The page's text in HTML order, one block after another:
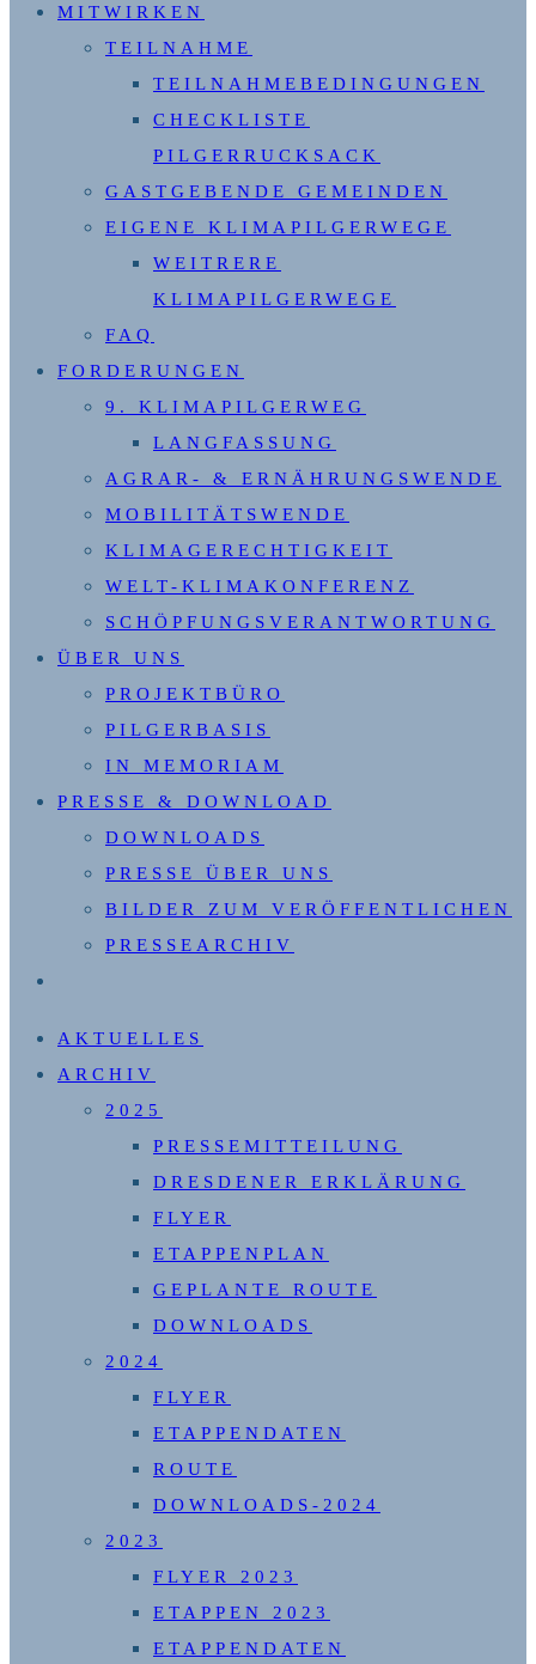
MITWIRKEN
TEILNAHME
TEILNAHMEBEDINGUNGEN
CHECKLISTE
PILGERRUCKSACK
GASTGEBENDE GEMEINDEN
EIGENE KLIMAPILGERWEGE
WEITRERE
KLIMAPILGERWEGE
FAQ
FORDERUNGEN
9. KLIMAPILGERWEG
LANGFASSUNG
AGRAR- & ERNÄHRUNGSWENDE
MOBILITÄTSWENDE
KLIMAGERECHTIGKEIT
WELT-KLIMAKONFERENZ
SCHÖPFUNGSVERANTWORTUNG
ÜBER UNS
PROJEKTBÜRO
PILGERBASIS
IN MEMORIAM
PRESSE & DOWNLOAD
DOWNLOADS
PRESSE ÜBER UNS
BILDER ZUM VERÖFFENTLICHEN
PRESSEARCHIV
UMSCHALTEN
AKTUELLES
ARCHIV
2025
PRESSEMITTEILUNG
DRESDENER ERKLÄRUNG
FLYER
ETAPPENPLAN
GEPLANTE ROUTE
DOWNLOADS
2024
FLYER
ETAPPENDATEN
ROUTE
DOWNLOADS-2024
2023
FLYER 2023
ETAPPEN 2023
ETAPPENDATEN